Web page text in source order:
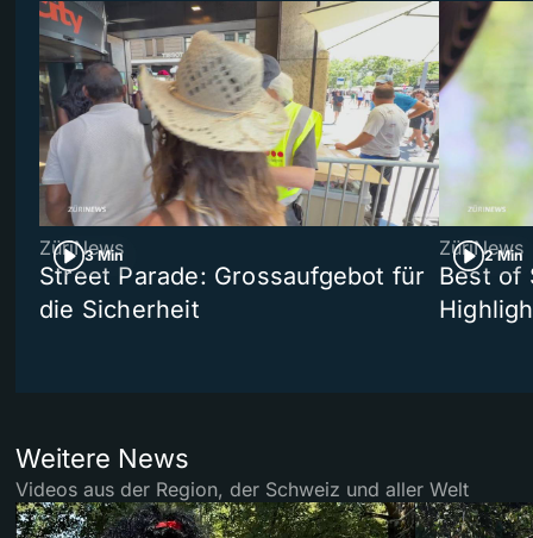
3 Min
ZüriNews
Street Parade: Grossaufgebot für
die Sicherheit
2 Min
ZüriNews
Best of
Weitere News
Videos aus der Region, der Schweiz und aller Welt